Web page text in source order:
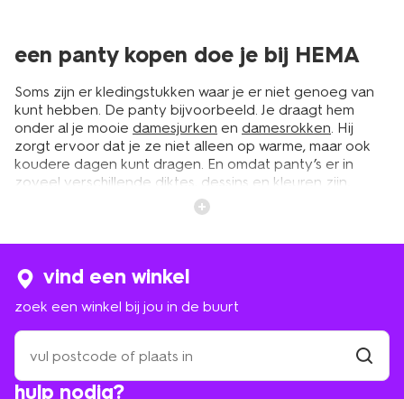
een panty kopen doe je bij HEMA
Soms zijn er kledingstukken waar je er niet genoeg van
kunt hebben. De panty bijvoorbeeld. Je draagt hem
onder al je mooie damesjurken en damesrokken. Hij
zorgt ervoor dat je ze niet alleen op warme, maar ook
koudere dagen kunt dragen. En omdat panty’s er in
zoveel verschillende diktes, dessins en kleuren zijn,
creëer je met ieder exemplaar weer een andere outfit.
Wij houden ervan. En bij HEMA hebben we er zo veel. Je
panty’s in verschillende diktes en
Een panty kopen kan best een uitdaging zijn, want:
welke moet je hebben? Onze pantywijzer helpt je de
juiste soort te vinden. Want er valt nogal wat te kiezen.
hulp nodig?
vind een winkel
zoek een winkel bij jou in de buurt
zoek
een
winkel
bij